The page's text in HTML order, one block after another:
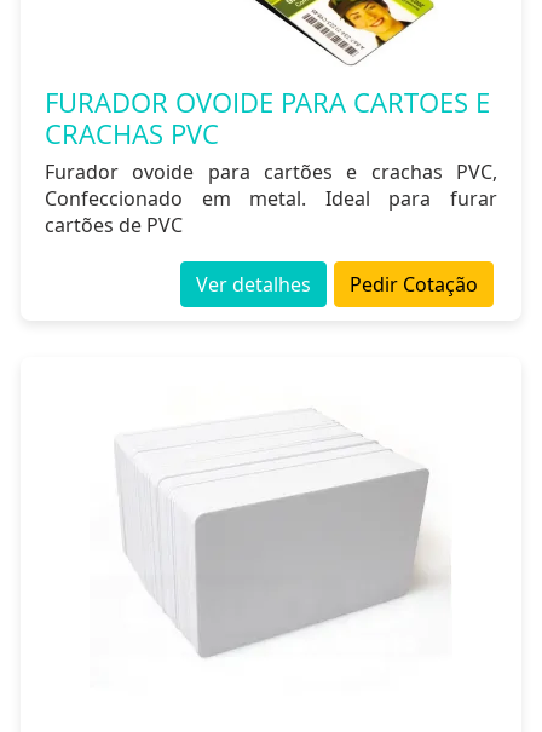
FURADOR OVOIDE PARA CARTOES E
CRACHAS PVC
Furador ovoide para cartões e crachas PVC,
Confeccionado em metal. Ideal para furar
cartões de PVC
Pedir Cotação
Ver detalhes